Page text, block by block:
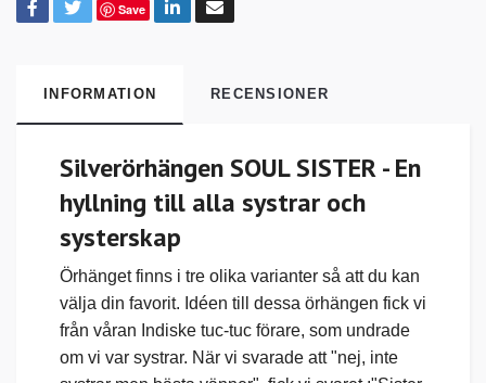
Save
INFORMATION RECENSIONER
Silverörhängen SOUL SISTER - En
hyllning till alla systrar och
systerskap
Örhänget finns i tre olika varianter så att du kan
välja din favorit. Idéen till dessa örhängen fick vi
från våran Indiske tuc-tuc förare, som undrade
om vi var systrar. När vi svarade att "nej, inte